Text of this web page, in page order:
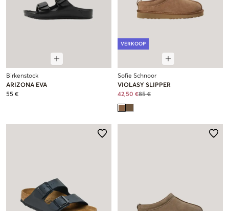
Birkenstock
ARIZONA EVA
55 €
VERKOOP
Sofie Schnoor
VIOLASY SLIPPER
42,50 €85 €